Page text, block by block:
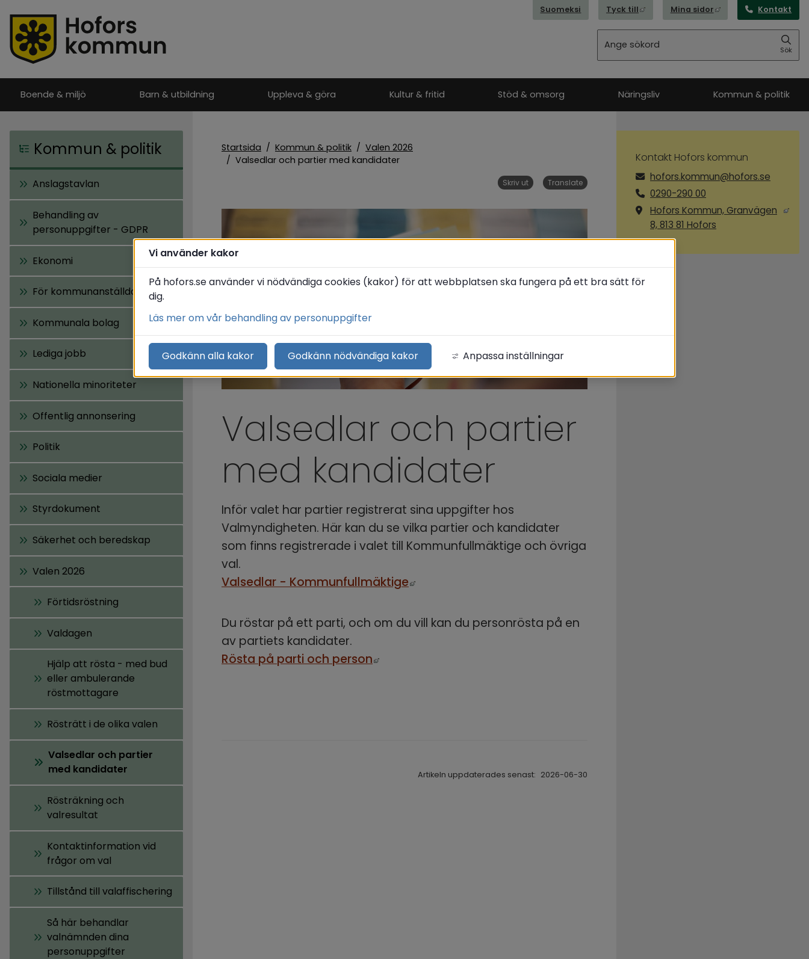
Suomeksi Tyck till Länk till annan webbplats, öppnas i
Mina sidor Länk till annan
Kontakt
Sök
Boende & miljö Barn & utbildning Uppleva & göra Kultur & fritid Stöd & omsorg Näringsliv Kommun & politik
Kommun & politik
Anslagstavlan
Behandling av
personuppgifter - GDPR
Ekonomi
För kommunanställda
Kommunala bolag
Lediga jobb
Nationella minoriteter
Offentlig annonsering
Politik
Sociala medier
Styrdokument
Säkerhet och beredskap
Valen 2026
Förtidsröstning
Valdagen
Hjälp att rösta - med bud
eller ambulerande
röstmottagare
Rösträtt i de olika valen
Valsedlar och partier
med kandidater
Rösträkning och
valresultat
Kontaktinformation vid
frågor om val
Tillstånd till valaffischering
Så här behandlar
valnämnden dina
personuppgifter
Startsida / Kommun & politik / Valen 2026
/ Valsedlar och partier med kandidater
Skriv ut Translate
Valsedlar och partier
med kandidater
Inför valet har partier registrerat sina uppgifter hos
Valmyndigheten. Här kan du se vilka partier och kandidater
som finns registrerade i valet till Kommunfullmäktige och övriga
val.
Valsedlar - Kommunfullmäktige Länk till annan webbplats, öppnas i nytt fönster.
Du röstar på ett parti, och om du vill kan du personrösta på en
av partiets kandidater.
Rösta på parti och person Länk till annan webbplats, öppnas i nytt fönster.
Artikeln uppdaterades senast: 2026-06-30
Kontakt Hofors kommun
hofors.kommun@hofors.se
0290-290 00
Hofors Kommun, Granvägen
8, 813 81 Hofors
Vi använder kakor
På hofors.se använder vi nödvändiga cookies (kakor) för att webbplatsen ska fungera på ett bra sätt för
dig.
Läs mer om vår behandling av personuppgifter
Godkänn alla kakor Godkänn nödvändiga kakor Anpassa inställningar